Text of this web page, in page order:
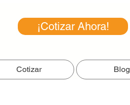
¡Cotizar Ahora!
Cotizar Blog